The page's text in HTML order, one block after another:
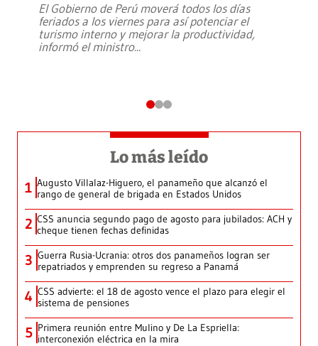
El Gobierno de Perú moverá todos los días
feriados a los viernes para así potenciar el
turismo interno y mejorar la productividad,
informó el ministro...
Lo más leído
1 Augusto Villalaz-Higuero, el panameño que alcanzó el
rango de general de brigada en Estados Unidos
2 CSS anuncia segundo pago de agosto para jubilados: ACH y
cheque tienen fechas definidas
3 Guerra Rusia-Ucrania: otros dos panameños logran ser
repatriados y emprenden su regreso a Panamá
4 CSS advierte: el 18 de agosto vence el plazo para elegir el
sistema de pensiones
5 Primera reunión entre Mulino y De La Espriella:
interconexión eléctrica en la mira